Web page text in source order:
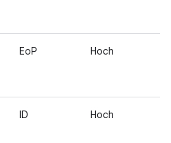
EoP Hoch
ID Hoch